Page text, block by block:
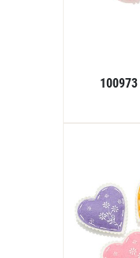
100973